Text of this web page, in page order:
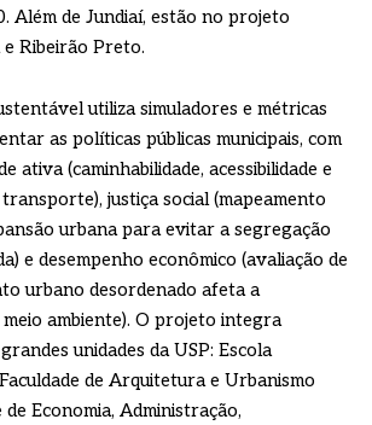
Além de Jundiaí, estão no projeto
Ribeirão Preto.
utiliza simuladores e métricas
as políticas públicas municipais, com
ativa (caminhabilidade, acessibilidade e
justiça social (mapeamento
urbana para evitar a segregação
e desempenho econômico (avaliação de
urbano desordenado afeta a
ambiente). O projeto integra
unidades da USP: Escola
de Arquitetura e Urbanismo
de Economia, Administração,